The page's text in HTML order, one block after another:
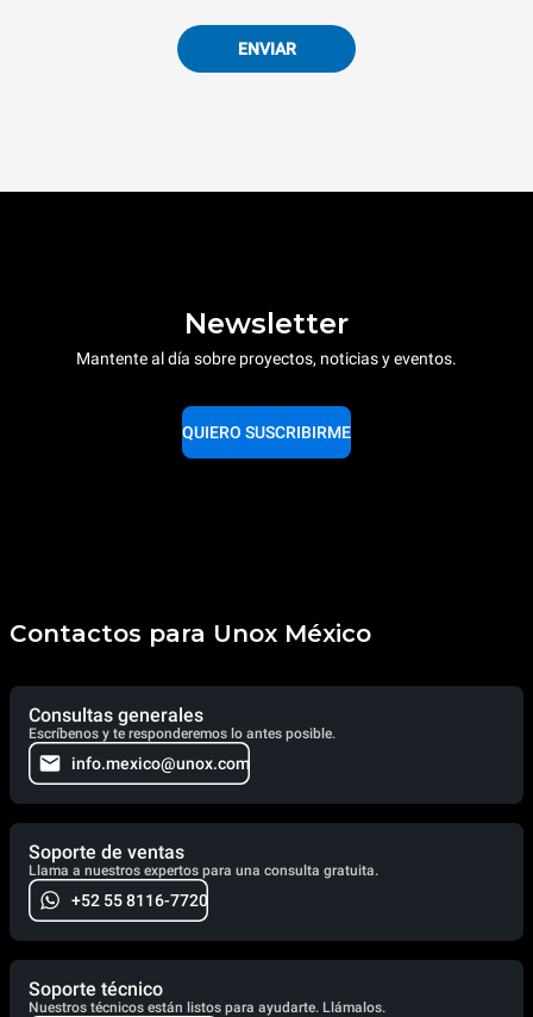
ENVIAR
Newsletter
Mantente al día sobre proyectos, noticias y eventos.
QUIERO SUSCRIBIRME
Contactos para Unox México
Consultas generales
Escríbenos y te responderemos lo antes posible.
info.mexico@unox.com
Soporte de ventas
Llama a nuestros expertos para una consulta gratuita.
+52 55 8116-7720
Soporte técnico
Nuestros técnicos están listos para ayudarte. Llámalos.